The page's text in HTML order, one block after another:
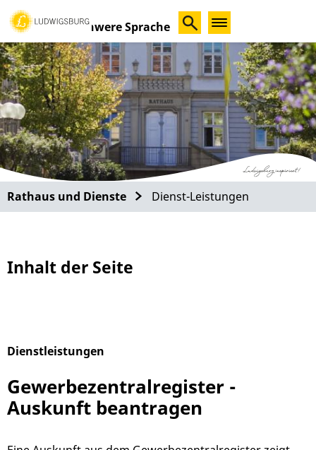
Schwere Sprache
Rathaus und Dienste Dienst-Leistungen
Inhalt der Seite
Dienstleistungen
Gewerbezentralregister -
Auskunft beantragen